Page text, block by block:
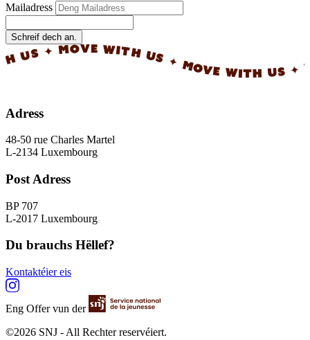
Mailadress
Schreif dech an.
MOVE WITH US ✦ MOVE WITH US ✦ MOVE
Adress
48-50 rue Charles Martel
L-2134 Luxembourg
Post Adress
BP 707
L-2017 Luxembourg
Du brauchs Hëllef?
Kontaktéier eis
Eng Offer vun der
©2026 SNJ - All Rechter reservéiert.